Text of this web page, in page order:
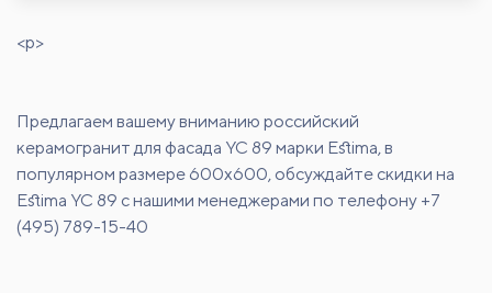
<p>
Предлагаем вашему вниманию российский
керамогранит для фасада YC 89 марки Estima, в
популярном размере 600х600, обсуждайте скидки на
Estima YC 89 с нашими менеджерами по телефону +7
(495) 789-15-40